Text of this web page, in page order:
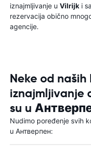
iznajmljivanje u Vilrijk i
rezervacija obično
agencije.
Neke od
iznajmljivanje
su u
Nudimo poređenje svih
u Антверпен: